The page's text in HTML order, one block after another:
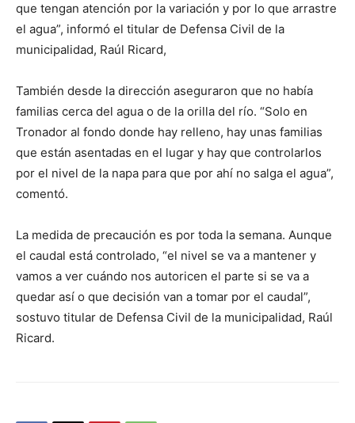
que tengan atención por la variación y por lo que arrastre
el agua”, informó el titular de Defensa Civil de la
municipalidad, Raúl Ricard,
También desde la dirección aseguraron que no había
familias cerca del agua o de la orilla del río. “Solo en
Tronador al fondo donde hay relleno, hay unas familias
que están asentadas en el lugar y hay que controlarlos
por el nivel de la napa para que por ahí no salga el agua”,
comentó.
La medida de precaución es por toda la semana. Aunque
el caudal está controlado, “el nivel se va a mantener y
vamos a ver cuándo nos autoricen el parte si se va a
quedar así o que decisión van a tomar por el caudal”,
sostuvo titular de Defensa Civil de la municipalidad, Raúl
Ricard.